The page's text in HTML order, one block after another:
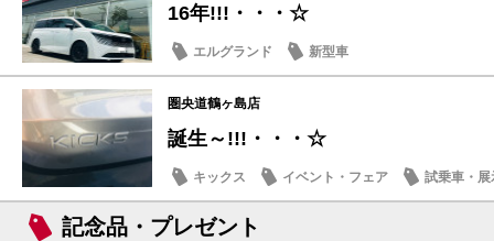
16年!!!・・・☆
エルグランド 新型車
圏央道鶴ヶ島店
誕生～!!!・・・☆
キックス イベント・フェア 試乗車・展
記念品・プレゼント